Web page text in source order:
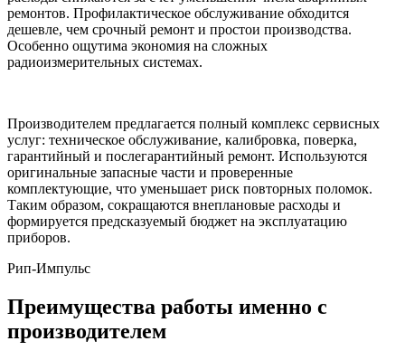
ремонтов. Профилактическое обслуживание обходится
дешевле, чем срочный ремонт и простои производства.
Особенно ощутима экономия на сложных
радиоизмерительных системах.
Производителем предлагается полный комплекс сервисных
услуг: техническое обслуживание, калибровка, поверка,
гарантийный и послегарантийный ремонт. Используются
оригинальные запасные части и проверенные
комплектующие, что уменьшает риск повторных поломок.
Таким образом, сокращаются внеплановые расходы и
формируется предсказуемый бюджет на эксплуатацию
приборов.
Рип-Импульс
Преимущества работы именно с
производителем